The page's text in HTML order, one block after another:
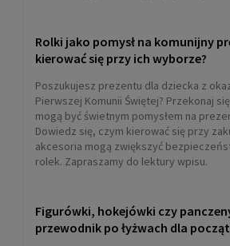
Rolki jako pomysł na komunijny
kierować się przy ich wyborze?
Poszukujesz prezentu dla dziecka z
Pierwszej Komunii Świętej? Przekonaj
mogą być świetnym pomysłem na
Dowiedz się, czym kierować się przy
akcesoria mogą zwiększyć
rolek. Zapraszamy do lektury wpisu.
Figurówki, hokejówki czy
przewodnik po łyżwach dla